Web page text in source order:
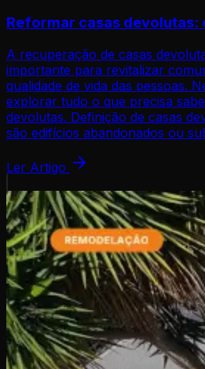
Reformar casas devolutas:
A recuperação de casas
importante para revitalizar
qualidade de vida das pessoas.
explorar tudo o que precisa
devolutas. Definição de casas
são edifícios abandonados ou
Ler Artigo